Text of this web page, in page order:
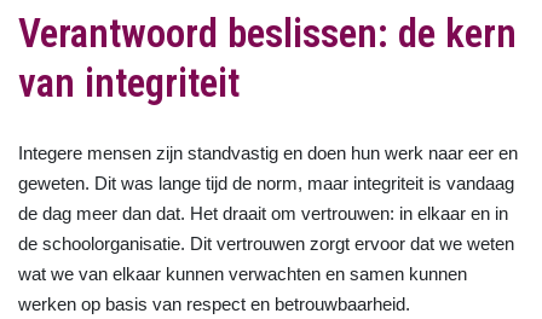
Verantwoord beslissen: de kern
van integriteit
Integere mensen zijn standvastig en doen hun werk naar eer en
geweten. Dit was lange tijd de norm, maar integriteit is vandaag
de dag meer dan dat. Het draait om vertrouwen: in elkaar en in
de schoolorganisatie. Dit vertrouwen zorgt ervoor dat we weten
wat we van elkaar kunnen verwachten en samen kunnen
werken op basis van respect en betrouwbaarheid.